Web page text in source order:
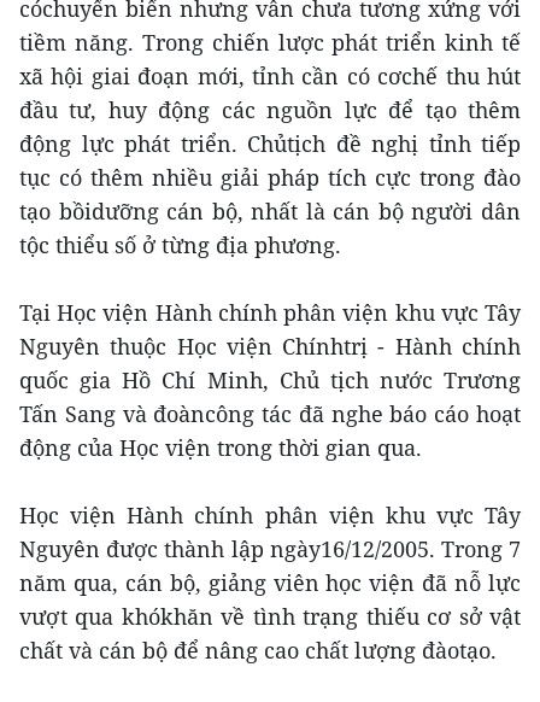
cóchuyển biến nhưng vẫn chưa tương xứng với
tiềm năng. Trong chiến lược phát triển kinh tế
xã hội giai đoạn mới, tỉnh cần có cơchế thu hút
đầu tư, huy động các nguồn lực để tạo thêm
động lực phát triển. Chủtịch đề nghị tỉnh tiếp
tục có thêm nhiều giải pháp tích cực trong đào
tạo bồidưỡng cán bộ, nhất là cán bộ người dân
tộc thiểu số ở từng địa phương.
Tại Học viện Hành chính phân viện khu vực Tây
Nguyên thuộc Học viện Chínhtrị - Hành chính
quốc gia Hồ Chí Minh, Chủ tịch nước Trương
Tấn Sang và đoàncông tác đã nghe báo cáo hoạt
động của Học viện trong thời gian qua.
Học viện Hành chính phân viện khu vực Tây
Nguyên được thành lập ngày16/12/2005. Trong 7
năm qua, cán bộ, giảng viên học viện đã nỗ lực
vượt qua khókhăn về tình trạng thiếu cơ sở vật
chất và cán bộ để nâng cao chất lượng đàotạo.